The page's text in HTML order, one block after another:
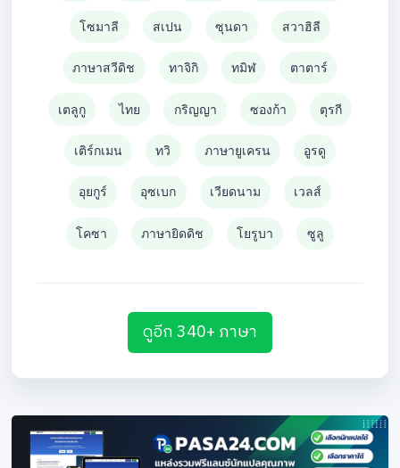
โซมาลี สเปน ซุนดา สวาฮิลี
ภาษาสวีดิช ทาจิกิ ทมิฬ ตาตาร์
เตลูกู ไทย กริญญา ซองก้า ตุรกี
เติร์กเมน ทวิ ภาษายูเครน อูรดู
อุยกูร์ อุซเบก เวียดนาม เวลส์
โคซา ภาษายิดดิช โยรูบา ซูลู
ดูอีก 340+ ภาษา